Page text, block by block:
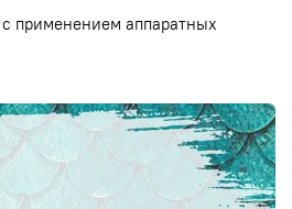
применением аппаратных